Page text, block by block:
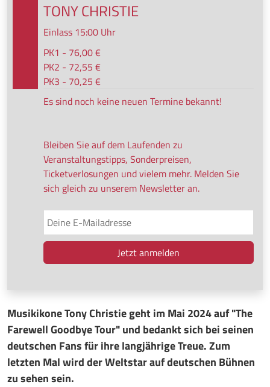
Musikikone Tony Christie geht im Mai 2024 auf "The
Farewell Goodbye Tour" und bedankt sich bei seinen
deutschen Fans für ihre langjährige Treue. Zum
letzten Mal wird der Weltstar auf deutschen Bühnen
zu sehen sein.
TONY CHRISTIE
Einlass 15:00 Uhr
PK1 - 76,00 €
PK2 - 72,55 €
PK3 - 70,25 €
Es sind noch keine neuen Termine bekannt!
Bleiben Sie auf dem Laufenden zu
Veranstaltungstipps, Sonderpreisen,
Ticketverlosungen und vielem mehr. Melden Sie
sich gleich zu unserem Newsletter an.